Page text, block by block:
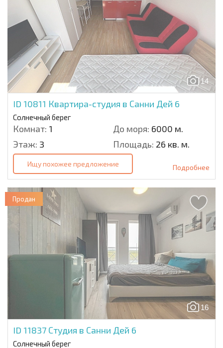
14
ID 10811 Квартира-студия в Санни Дей 6
Солнечный берег
Комнат: 1 До моря: 6000 м.
Этаж: 3 Площадь: 26 кв. м.
Ищу похожее предложение Подробнее
16
ID 11837 Студия в Санни Дей 6
Солнечный берег
Продан